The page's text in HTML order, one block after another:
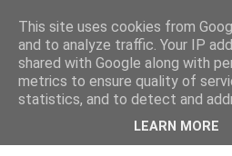
This site uses cookies from
and to analyze traffic. Your IP
shared with Google along with
metrics to ensure quality of
statistics, and to detect and
LEARN MORE